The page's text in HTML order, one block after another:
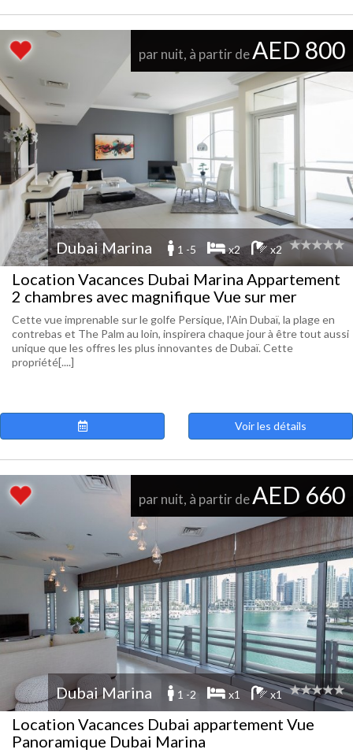
par nuit, à partir deAED 800
Dubai Marina 1 -5 x2 x2
Location Vacances Dubai Marina Appartement
2 chambres avec magnifique Vue sur mer
Cette vue imprenable sur le golfe Persique, l'Ain Dubaï, la plage en
contrebas et The Palm au loin, inspirera chaque jour à être tout aussi
unique que les offres les plus innovantes de Dubaï. Cette
propriété[....]
Voir les détails
par nuit, à partir deAED 660
Dubai Marina 1 -2 x1 x1
Location Vacances Dubai appartement Vue
Panoramique Dubai Marina